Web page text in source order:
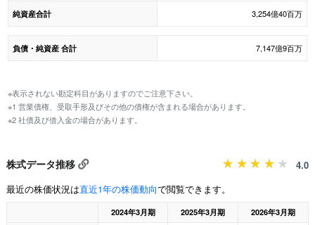
純資産合計 3,254億40百万
負債・純資産 合計 7,147億9百万
※表示されない勘定科目がありますのでご注意下さい。
※1 営業債権、受取手形及びその他の債権が含まれる場合があります。
※2 社債及び借入金の場合があります。
株式データ推移
4.0
最近の株価状況は直近1年の株価動向で閲覧できます。
2024年3月期 2025年3月期
2026年3月期